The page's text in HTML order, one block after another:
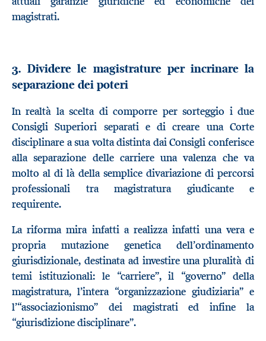
magistrati.
3. Dividere le magistrature per incrinare la
separazione dei poteri
In realtà la scelta di comporre per sorteggio i due
Consigli Superiori separati e di creare una Corte
disciplinare a sua volta distinta dai Consigli conferisce
alla separazione delle carriere una valenza che va
molto al di là della semplice divariazione di percorsi
professionali tra magistratura giudicante e
requirente.
La riforma mira infatti a realizza infatti una vera e
propria mutazione genetica dell’ordinamento
giurisdizionale, destinata ad investire una pluralità di
temi istituzionali: le “carriere”, il “governo” della
magistratura, l’intera “organizzazione giudiziaria” e
l’“associazionismo” dei magistrati ed infine la
“giurisdizione disciplinare”.